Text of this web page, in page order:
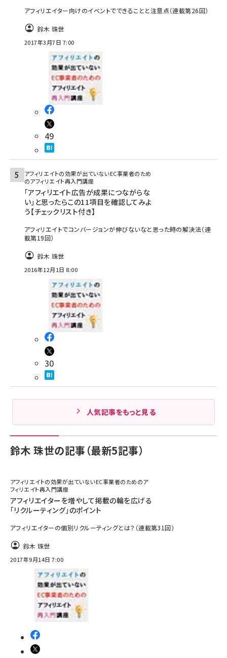
アフィリエイター向けのイベントでできることと注意点（連載第26回）
鈴木 珠世
2017年3月7日 7:00
49
アフィリエイトの効果が出ていないEC事業者のため
のアフィリエイト再入門講座
「アフィリエイト広告が成果につながらな
い」と思ったらこの11項目を確認してみよ
う【チェックリスト付き】
アフィリエイトでコンバージョンが伸びないなと思った時の解決法（連
載第19回）
鈴木 珠世
2016年12月1日 8:00
30
人気記事をもっと見る
鈴木 珠世の記事（最新5記事）
アフィリエイトの効果が出ていないEC事業者のためのア
フィリエイト再入門講座
アフィリエイターを増やして掲載の輪を広げる
「リクルーティング」のポイント
アフィリエイターの個別リクルーティングとは？（連載第31回）
鈴木 珠世
2017年9月14日 7:00